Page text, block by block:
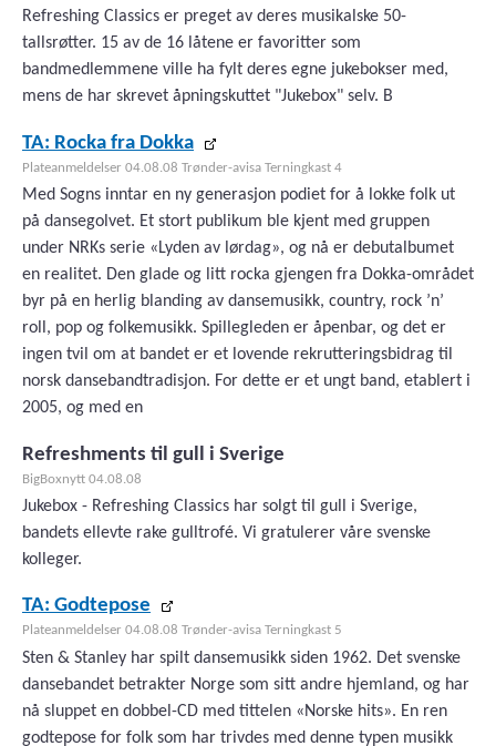
Refreshing Classics er preget av deres musikalske 50-
tallsrøtter. 15 av de 16 låtene er favoritter som
bandmedlemmene ville ha fylt deres egne jukebokser med,
mens de har skrevet åpningskuttet "Jukebox" selv. B
TA: Rocka fra Dokka
Plateanmeldelser 04.08.08 Trønder-avisa Terningkast 4
Med Sogns inntar en ny generasjon podiet for å lokke folk ut
på dansegolvet. Et stort publikum ble kjent med gruppen
under NRKs serie «Lyden av lørdag», og nå er debutalbumet
en realitet. Den glade og litt rocka gjengen fra Dokka-området
byr på en herlig blanding av dansemusikk, country, rock ’n’
roll, pop og folkemusikk. Spillegleden er åpenbar, og det er
ingen tvil om at bandet er et lovende rekrutteringsbidrag til
norsk dansebandtradisjon. For dette er et ungt band, etablert i
2005, og med en
Refreshments til gull i Sverige
BigBoxnytt 04.08.08
Jukebox - Refreshing Classics har solgt til gull i Sverige,
bandets ellevte rake gulltrofé. Vi gratulerer våre svenske
kolleger.
TA: Godtepose
Plateanmeldelser 04.08.08 Trønder-avisa Terningkast 5
Sten & Stanley har spilt dansemusikk siden 1962. Det svenske
dansebandet betrakter Norge som sitt andre hjemland, og har
nå sluppet en dobbel-CD med tittelen «Norske hits». En ren
godtepose for folk som har trivdes med denne typen musikk